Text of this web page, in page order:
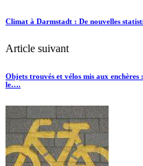
Climat à Darmstadt : De nouvelles
Article suivant
Objets trouvés et vélos mis aux
le….